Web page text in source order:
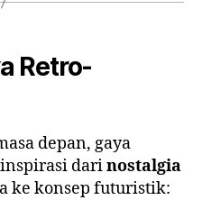
Retro-
depan, gaya
darinostalgia
ke konsep futuristik: